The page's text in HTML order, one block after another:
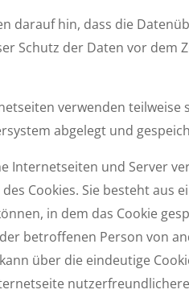
darauf hin, dass die
Schutz der Daten vor dem
verwenden teilweise
abgelegt und
Internetseiten und Server
des Cookies. Sie besteht
in dem das Cookie
betroffenen Person von
über die eindeutige